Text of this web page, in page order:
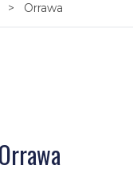
Orrawa
Orrawa